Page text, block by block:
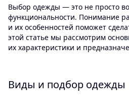
Выбор одежды — это не просто
функциональности. Понимание
и их особенностей поможет
этой статье мы рассмотрим
их характеристики и
Виды и подбор одежды